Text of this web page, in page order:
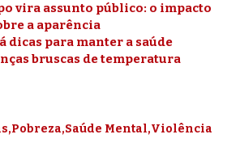
vira assunto público: o impacto
a aparência
dicas para manter a saúde
bruscas de temperatura
Pobreza Saúde Mental Violência